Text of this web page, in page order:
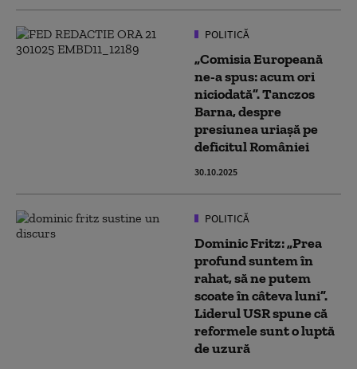
POLITICĂ
„Comisia Europeană
ne-a spus: acum ori
niciodată”. Tanczos
Barna, despre
presiunea uriașă pe
deficitul României
30.10.2025
POLITICĂ
Dominic Fritz: „Prea
profund suntem în
rahat, să ne putem
scoate în câteva luni”.
Liderul USR spune că
reformele sunt o luptă
de uzură